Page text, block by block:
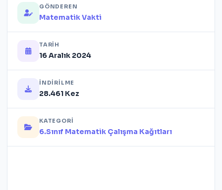
GÖNDEREN
Matematik Vakti
TARIH
16 Aralık 2024
İNDIRILME
28.461 Kez
KATEGORI
6.Sınıf Matematik Çalışma Kağıtları